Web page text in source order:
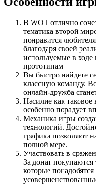
В WOT отлично
тематика второй
понравится
благодаря своей
используемые в ходе
прототипам.
Вы быстро найдете
классную команду.
онлайн-дружба
Насилие как таковое
особенно порадует
Механика игры
технологий.
графика позволяют
полной мере.
Участвовать в
За донат
которые